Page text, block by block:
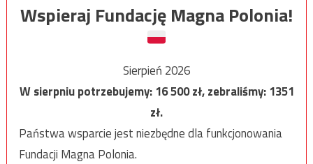
Wspieraj Fundację Magna Polonia!
Sierpień 2026
W sierpniu potrzebujemy:16 500zł, zebraliśmy:1351
zł.
Państwa wsparcie jest niezbędne dla funkcjonowania
Fundacji Magna Polonia.